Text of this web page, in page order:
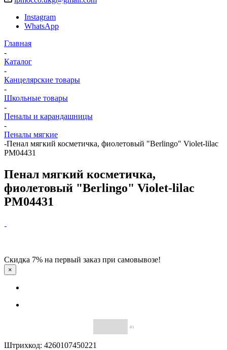
Instagram
WhatsApp
Главная
-
Каталог
-
Канцелярские товары
-
Школьные товары
-
Пеналы и карандашницы
-
Пеналы мягкие
-Пенал мягкий косметичка, фиолетовый "Berlingo" Violet-lilac
РМ04431
Пенал мягкий косметичка,
фиолетовый "Berlingo" Violet-lilac
РМ04431
Скидка 7% на первый заказ при самовывозе!
×
(0)
Штрихкод: 4260107450221